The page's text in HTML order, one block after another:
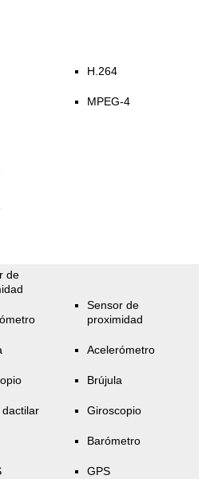
H.264
MPEG-4
de
dactilar
Sensor de
proximidad
Acelerómetro
Brújula
Giroscopio
Barómetro
GPS